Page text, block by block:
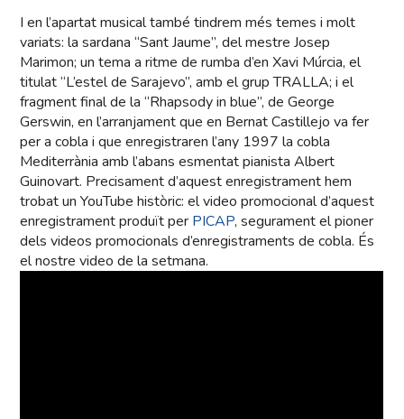
I en l’apartat musical també tindrem més temes i molt
variats: la sardana “Sant Jaume”, del mestre Josep
Marimon; un tema a ritme de rumba d’en Xavi Múrcia, el
titulat “L’estel de Sarajevo”, amb el grup TRALLA; i el
fragment final de la “Rhapsody in blue”, de George
Gerswin, en l’arranjament que en Bernat Castillejo va fer
per a cobla i que enregistraren l’any 1997 la cobla
Mediterrània amb l’abans esmentat pianista Albert
Guinovart. Precisament d’aquest enregistrament hem
trobat un YouTube històric: el video promocional d’aquest
enregistrament produït per PICAP, segurament el pioner
dels videos promocionals d’enregistraments de cobla. És
el nostre video de la setmana.